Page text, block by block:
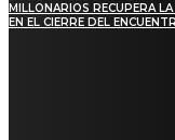
MILLONARIOS RECUPERA
EN EL CIERRE DEL